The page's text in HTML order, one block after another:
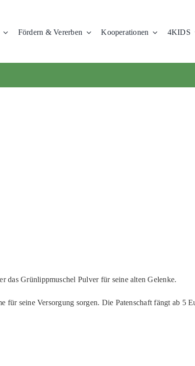
Fördern & Vererben Kooperationen 4KIDS
das Grünlippmuschel Pulver für seine alten Gelenke.
seine Versorgung sorgen. Die Patenschaft fängt ab 5